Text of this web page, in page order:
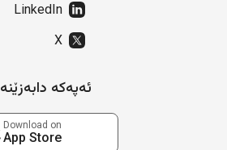
LinkedIn
X
ئەپەکە دابەزێنە
Download on
App Store